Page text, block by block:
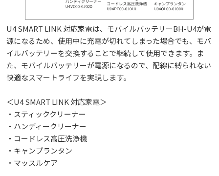
U4 SMART LINK 対応家電は、モバイルバッテリーBH-U4が電
源になるため、使用中に充電が切れてしまった場合でも、モバ
イルバッテリーを交換することで継続して使用できます。ま
た、モバイルバッテリーが電源になるので、配線に縛られない
快適なスマートライフを実現します。
＜U4 SMART LINK 対応家電＞
・スティッククリーナー
・ハンディークリーナー
・コードレス高圧洗浄機
・キャンプランタン
・マッスルケア